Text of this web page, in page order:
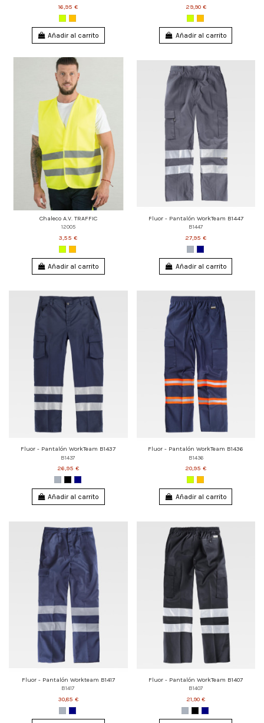
16,95 €
Añadir al carrito
29,90 €
Añadir al carrito
Chaleco A.V. TRAFFIC
12005
3,55 €
Añadir al carrito
Fluor - Pantalón WorkTeam B1447
B1447
27,95 €
Añadir al carrito
Fluor - Pantalón WorkTeam B1437
B1437
26,95 €
Añadir al carrito
Fluor - Pantalón WorkTeam B1436
B1436
20,95 €
Añadir al carrito
Fluor - Pantalón Workteam B1417
B1417
30,85 €
Fluor - Pantalón WorkTeam B1407
B1407
21,90 €